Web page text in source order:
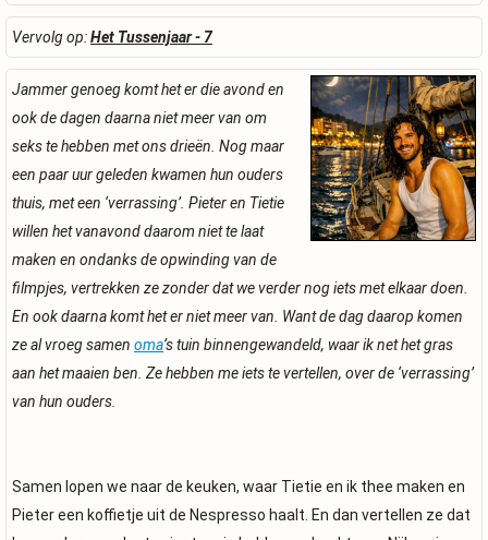
Vervolg op:Het Tussenjaar - 7
Jammer genoeg komt het er die avond en
ook de dagen daarna niet meer van om
seks te hebben met ons drieën. Nog maar
een paar uur geleden kwamen hun ouders
thuis, met een ‘verrassing’. Pieter en Tietie
willen het vanavond daarom niet te laat
maken en ondanks de opwinding van de
filmpjes, vertrekken ze zonder dat we verder nog iets met elkaar doen.
En ook daarna komt het er niet meer van. Want de dag daarop komen
ze al vroeg samen oma’s tuin binnengewandeld, waar ik net het gras
aan het maaien ben. Ze hebben me iets te vertellen, over de ‘verrassing’
van hun ouders.
Samen lopen we naar de keuken, waar Tietie en ik thee maken en
Pieter een koffietje uit de Nespresso haalt. En dan vertellen ze dat